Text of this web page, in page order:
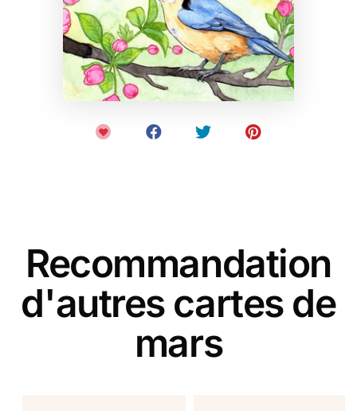
Recommandation
d'autres cartes de
mars